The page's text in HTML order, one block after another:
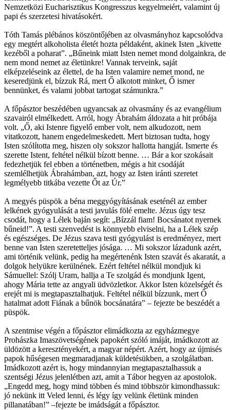
Nemzetközi Eucharisztikus Kongresszus kegyelmeiért, valamint új
papi és szerzetesi hivatásokért.
Tóth Tamás plébános köszöntőjében az olvasmányhoz kapcsolódva
egy megtért alkoholista életét hozta példaként, akinek Isten „kivette
kezéből a poharat”. „Bűneink miatt Isten nemet mond dolgainkra, de
nem mond nemet az életünkre! Vannak terveink, saját
elképzeléseink az élettel, de ha Isten valamire nemet mond, ne
keseredjünk el, bízzuk Rá, mert Ő alkotott minket, Ő ismer
bennünket, és valami jobbat tartogat számunkra.”
A főpásztor beszédében ugyancsak az olvasmány és az evangélium
szavairól elmélkedett. Arról, hogy Ábrahám áldozata a hit próbája
volt. „Ő, aki Istenre figyelő ember volt, nem alkudozott, nem
vitatkozott, hanem engedelmeskedett. Mert biztosan tudta, hogy
Isten szólította meg, hiszen oly sokszor hallotta hangját. Ismerte és
szerette Istent, feltétel nélkül bízott benne. … Bár a kor szokásait
fedezhetjük fel ebben a történetben, mégis a hit csodáját
szemlélhetjük Ábrahámban, azt, hogy az Isten iránti szeretet
legmélyebb titkába vezette Őt az Úr.”
A megyés püspök a béna meggyógyításának eseténél az ember
lelkének gyógyulását a testi javulás fölé emelte. Jézus úgy tesz
csodát, hogy a Lélek baján segít: „Bízzál fiam! Bocsánatot nyernek
bűneid!”. A testi szenvedést is könnyebb elviselni, ha a Lélek szép
és egészséges. De Jézus szava testi gyógyulást is eredményez, mert
benne van Isten szeretetteljes jósága. … Mi sokszor lázadunk azért,
ami történik velünk, pedig ha megértenénk Isten szavát és akaratát, a
dolgok helyükre kerülnének. Ezért feltétel nélkül mondjuk ki
Sámuellel: Szólj Uram, hallja a Te szolgád és mondjunk Igent,
ahogy Mária tette az angyali üdvözletkor. Akkor Isten közelségét és
erejét mi is megtapasztalhatjuk. Feltétel nélkül bízzunk, mert Ő
hatalmat adott Fiának a bűnök bocsánatára” – fejezte be beszédét a
püspök.
A szentmise végén a főpásztor elimádkozta az egyházmegye
Prohászka Imaszövetségének papokért szóló imáját, imádkozott az
üldözött a keresztényekért, a magyar népért. Azért, hogy az újmisés
papok hűségesen megmaradjanak küldetésükben, a szolgálatban.
Imádkozott azért is, hogy mindannyian megtapasztalhassuk a
szentségi Jézus jelenlétben azt, amit a Tábor hegyen az apostolok.
„Engedd meg, hogy mind többen és mind többször kimondhassuk:
jó nekünk itt Veled lenni, és légy így velünk életünk minden
pillanatában!” –fejezte be imádságát a főpásztor.